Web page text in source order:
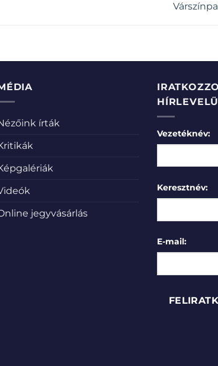
írták
jegyvásárlás
Vezetéknév:
Keresztnév:
E-mail: